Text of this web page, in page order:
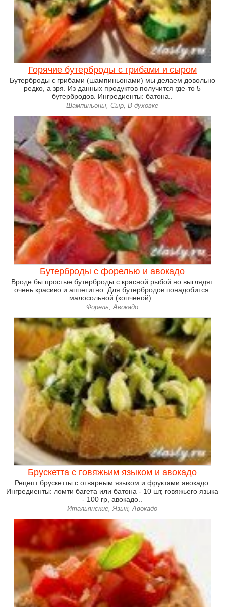
Горячие бутерброды с грибами и сыром
Бутерброды с грибами (шампиньонами) мы делаем довольно
редко, а зря. Из данных продуктов получится где-то 5
бутербродов. Ингредиенты: батона..
Шампиньоны, Сыр, В духовке
Бутерброды с форелью и авокадо
Вроде бы простые бутерброды с красной рыбой но выглядят
очень красиво и аппетитно. Для бутербродов понадобится:
малосольной (копченой)..
Форель, Авокадо
Брускетта с говяжьим языком и авокадо
Рецепт брускетты с отварным языком и фруктами авокадо.
Ингредиенты: ломти багета или батона - 10 шт, говяжьего языка
- 100 гр, авокадо..
Итальянские, Язык, Авокадо